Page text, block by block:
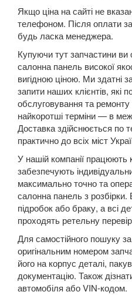
Kuga Mk1 (CBV)
Kuga Mk2 (CBS)
Mondeo Mk3 (B5Y,
Mondeo Mk4 (CA2)
Mondeo Mk5
Mustang V
Mustang VI (S550)
Mustang Mach-E
S-Max Mk1 (CA1)
S-Max Mk2
Transit V
Transit VI (V347/V348)
Якщо ціна на сайті не
телефоном. Після оплати
будь ласка менеджера.
Купуючи тут запчастини ви
салонна панель високої
вигідною ціною. Ми здатні
запити наших клієнтів, які
обслуговування та
найкоротші терміни — в
Доставка здійснюється по
практично до всіх міст
У нашій компанії працюють
забезпечують
максимально точно та
салонна панель з
підробок або браку, а всі
проходять ретельну
Для самостійного пошуку
оригінальним номером
його на корпус деталі,
документацію. Також
автомобіля або VIN-кодом.